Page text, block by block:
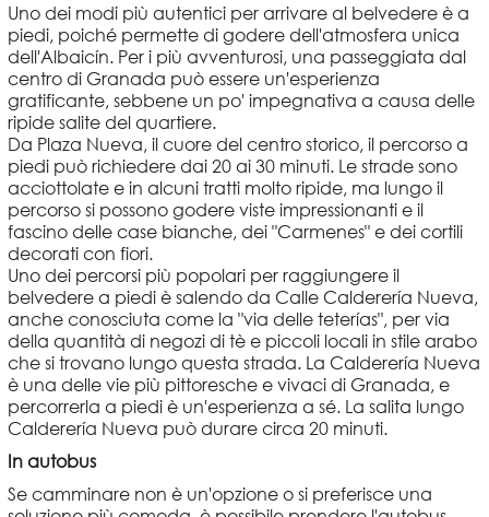
Uno dei modi più autentici per arrivare al belvedere è a
piedi, poiché permette di godere dell'atmosfera unica
dell'Albaicín. Per i più avventurosi, una passeggiata dal
centro di Granada può essere un'esperienza
gratificante, sebbene un po' impegnativa a causa delle
ripide salite del quartiere.
Da Plaza Nueva, il cuore del centro storico, il percorso a
piedi può richiedere dai 20 ai 30 minuti. Le strade sono
acciottolate e in alcuni tratti molto ripide, ma lungo il
percorso si possono godere viste impressionanti e il
fascino delle case bianche, dei "Carmenes" e dei cortili
decorati con fiori.
Uno dei percorsi più popolari per raggiungere il
belvedere a piedi è salendo da Calle Calderería Nueva,
anche conosciuta come la "via delle teterías", per via
della quantità di negozi di tè e piccoli locali in stile arabo
che si trovano lungo questa strada. La Calderería Nueva
è una delle vie più pittoresche e vivaci di Granada, e
percorrerla a piedi è un'esperienza a sé. La salita lungo
Calderería Nueva può durare circa 20 minuti.
In autobus
Se camminare non è un'opzione o si preferisce una